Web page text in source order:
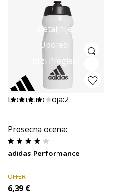
Detaljnije
Uporedi
Brzi Pregled
Dostupno boja:2
Prosecna ocena:
adidas Performance
OFFER
6,39 €